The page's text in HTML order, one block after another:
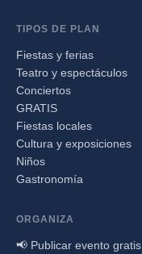
TIPOS DE PLAN
Fiestas y ferias
Teatro y espectáculos
Conciertos
GRATIS
Fiestas locales
Cultura y exposiciones
Niños
Gastronomía
ORGANIZA
📢 Publicar evento gratis